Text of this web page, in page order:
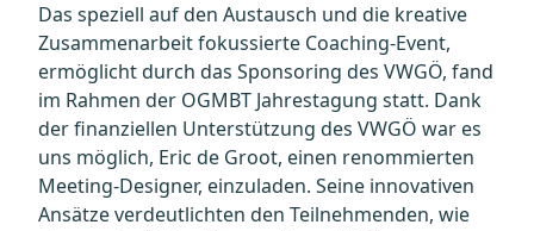
Das speziell auf den Austausch und die kreative
Zusammenarbeit fokussierte Coaching-Event,
ermöglicht durch das Sponsoring des VWGÖ, fand
im Rahmen der OGMBT Jahrestagung statt. Dank
der finanziellen Unterstützung des VWGÖ war es
uns möglich, Eric de Groot, einen renommierten
Meeting-Designer, einzuladen. Seine innovativen
Ansätze verdeutlichten den Teilnehmenden, wie